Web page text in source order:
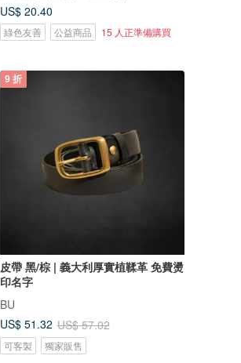
US$ 20.40
綠色友善 公益商品 15 人正準備購買
9 折
皮帶 黑/棕 | 義大利厚實植鞣革 免費燙
印名字
BU
US$ 51.32 US$ 57.02
可客製 獨家販售